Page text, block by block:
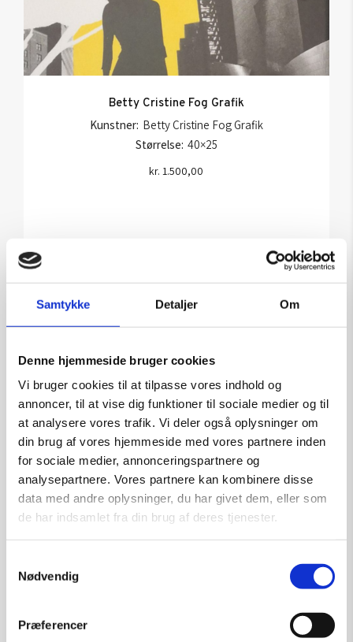
Samtykke Detaljer Om
Denne hjemmeside bruger cookies
Vi bruger cookies til at tilpasse vores indhold og
annoncer, til at vise dig funktioner til sociale medier og til
at analysere vores trafik. Vi deler også oplysninger om
din brug af vores hjemmeside med vores partnere inden
for sociale medier, annonceringspartnere og
analysepartnere. Vores partnere kan kombinere disse
data med andre oplysninger, du har givet dem, eller som
de har indsamlet fra din brug af deres tjenester.
Nødvendig
Præferencer
Betty Cristine Fog Grafik
Kunstner: Betty Cristine Fog Grafik
Størrelse: 40×25
kr. 1.500,00